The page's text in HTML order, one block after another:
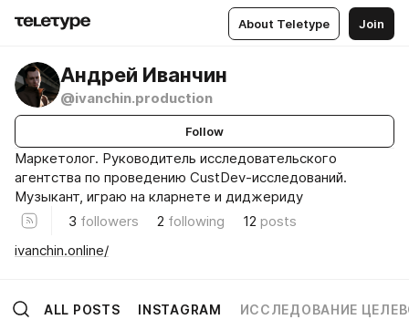
About Teletype Join
Андрей Иванчин
@ivanchin.production
Follow
Маркетолог. Руководитель исследовательского
агентства по проведению CustDev-исследований.
Музыкант, играю на кларнете и диджериду
3 followers 2 following 12 posts
ivanchin.online/
ALL POSTS INSTAGRAM ИССЛЕДОВАНИЕ